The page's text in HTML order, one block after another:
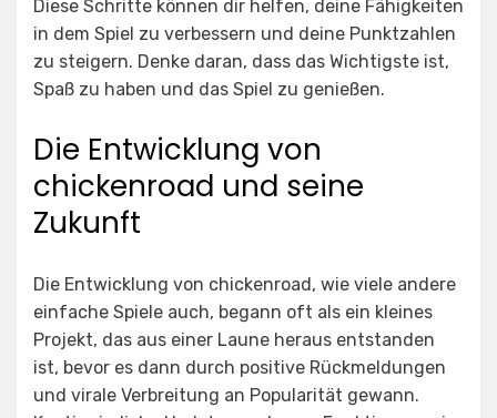
Diese Schritte können dir helfen, deine Fähigkeiten
in dem Spiel zu verbessern und deine Punktzahlen
zu steigern. Denke daran, dass das Wichtigste ist,
Spaß zu haben und das Spiel zu genießen.
Die Entwicklung von
chickenroad und seine
Zukunft
Die Entwicklung von chickenroad, wie viele andere
einfache Spiele auch, begann oft als ein kleines
Projekt, das aus einer Laune heraus entstanden
ist, bevor es dann durch positive Rückmeldungen
und virale Verbreitung an Popularität gewann.